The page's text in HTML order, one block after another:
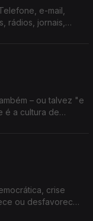
e-mail,
rádios, jornais,
– ou talvez "e
é a cultura de
crise
ou desfavorece